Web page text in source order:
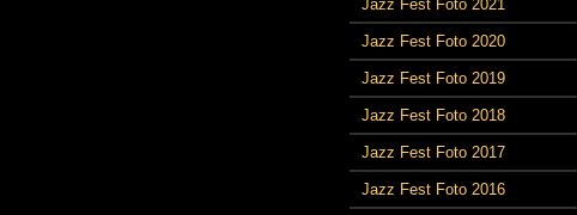
Jazz Fest Foto 2021
Jazz Fest Foto 2020
Jazz Fest Foto 2019
Jazz Fest Foto 2018
Jazz Fest Foto 2017
Jazz Fest Foto 2016